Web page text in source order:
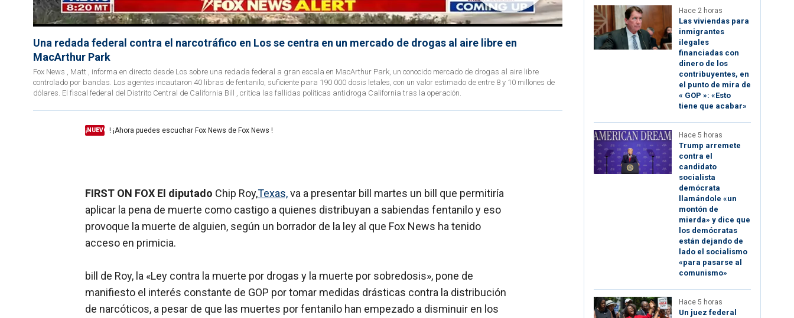
Una redada federal contra el narcotráfico en Los se centra en un mercado de drogas al aire libre en
MacArthur Park
Fox News , Matt , informa en directo desde Los sobre una redada federal a gran escala en MacArthur Park, un conocido mercado de drogas al aire libre
controlado por bandas. Los agentes incautaron 40 libras de fentanilo, suficiente para 190 000 dosis letales, con un valor estimado de entre 8 y 10 millones de
dólares. El fiscal federal del Distrito Central de California Bill , critica las fallidas políticas antidroga California tras la operación.
¡NUEVO ! ¡Ahora puedes escuchar Fox News de Fox News !
FIRST ON FOX El diputado Chip Roy,Texas,va a presentar bill martes un bill que permitiría
aplicar la pena de muerte como castigo a quienes distribuyan a sabiendas fentanilo y eso
provoque la muerte de alguien, según un borrador de la ley al que Fox News ha tenido
acceso en primicia.
bill de Roy, la «Ley contra la muerte por drogas y la muerte por sobredosis», pone de
manifiesto el interés constante de GOP por tomar medidas drásticas contra la distribución
de narcóticos, a pesar de que las muertes por fentanilo han empezado a disminuir en los
Hace 2 horas
Las viviendas para
inmigrantes
ilegales
financiadas con
dinero de los
contribuyentes, en
el punto de mira de
« GOP »: «Esto
tiene que acabar»
Hace 5 horas
Trump arremete
contra el
candidato
socialista
demócrata
llamándole «un
montón de
mierda» y dice que
los demócratas
están dejando de
lado el socialismo
«para pasarse al
comunismo»
Hace 5 horas
Un juez federal